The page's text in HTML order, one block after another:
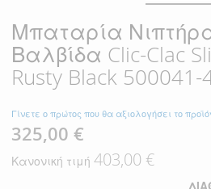
Μπαταρία
Βαλβίδα Clic-Clac
Rusty Black 500041-
Γίνετε ο πρώτος που θα αξιολογήσει το
Ειδική
325,00 €
Κανονική τιμή 403,00 €